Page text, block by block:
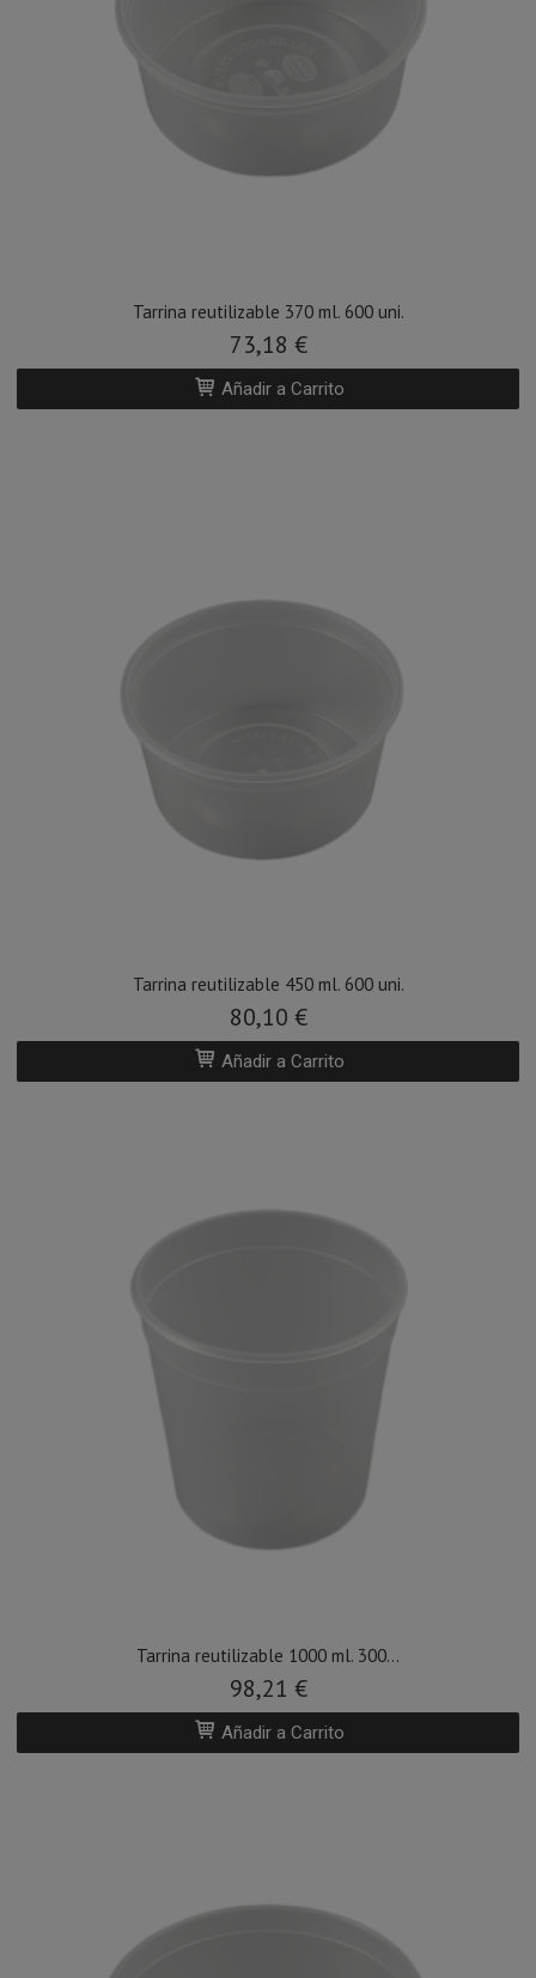
Tarrina reutilizable 370 ml. 600 uni.
73,18 €
Añadir a Carrito
Tarrina reutilizable 450 ml. 600 uni.
80,10 €
Añadir a Carrito
Tarrina reutilizable 1000 ml. 300...
98,21 €
Añadir a Carrito